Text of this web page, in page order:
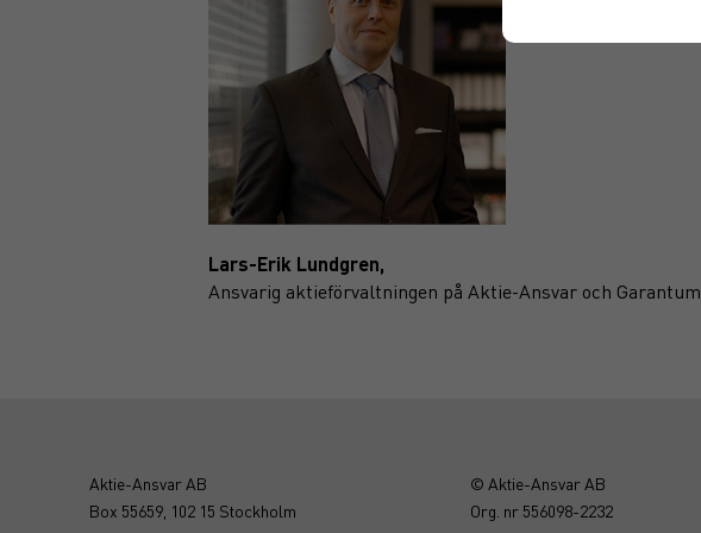
Lars-Erik Lundgren,
Ansvarig aktieförvaltningen på Aktie-Ansvar och Garantum
Aktie-Ansvar AB
Box 55659, 102 15 Stockholm
© Aktie-Ansvar AB
Org. nr 556098-2232